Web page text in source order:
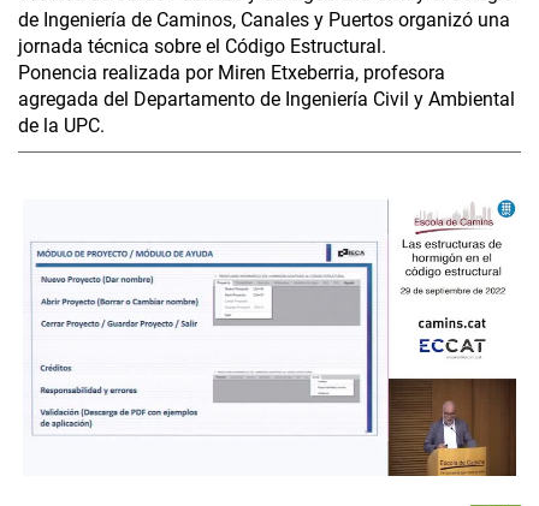
de Ingeniería de Caminos, Canales y Puertos organizó una
jornada técnica sobre el Código Estructural.
Ponencia realizada por Miren Etxeberria, profesora
agregada del Departamento de Ingeniería Civil y Ambiental
de la UPC.